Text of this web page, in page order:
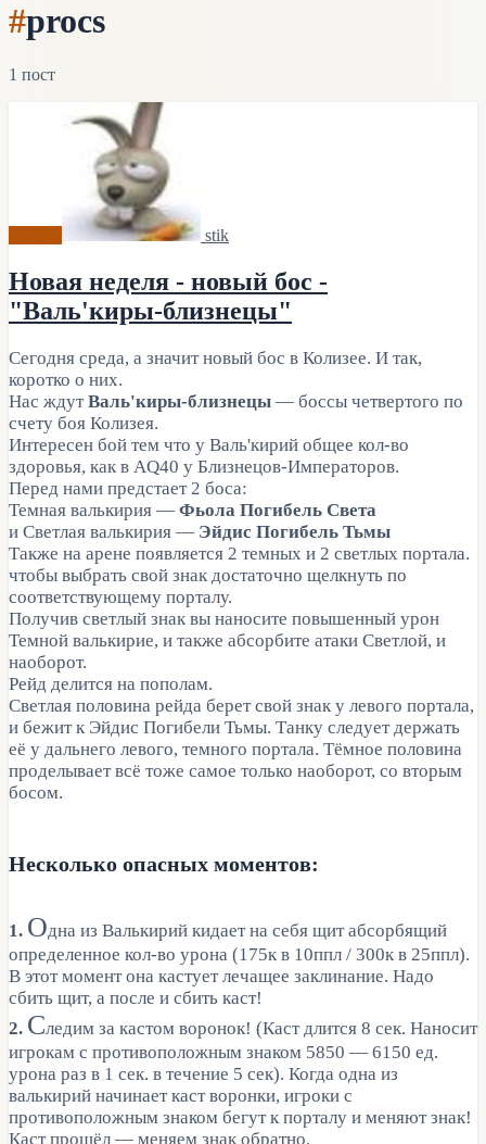
#procs
1 пост
stik
Новая неделя - новый бос -
"Валь'киры-близнецы"
Сегодня среда, а значит новый бос в Колизее. И так,
коротко о них.
Нас ждутВаль'киры-близнецы — боссы четвертого по
счету боя Колизея.
Интересен бой тем что у Валь'кирий общее кол-во
здоровья, как в AQ40 у Близнецов-Императоров.
Перед нами предстает 2 боса:
Темная валькирия — Фьола Погибель Света
и Светлая валькирия — Эйдис Погибель Тьмы
Также на арене появляется 2 темных и 2 светлых портала.
чтобы выбрать свой знак достаточно щелкнуть по
соответствующему порталу.
Получив светлый знак вы наносите повышенный урон
Темной валькирие, и также абсорбите атаки Светлой, и
наоборот.
Рейд делится на пополам.
Светлая половина рейда берет свой знак у левого портала,
и бежит к Эйдис Погибели Тьмы. Танку следует держать
её у дальнего левого, темного портала. Тёмное половина
проделывает всё тоже самое только наоборот, со вторым
босом.
Несколько опасных моментов:
1. Одна из Валькирий кидает на себя щит абсорбящий
определенное кол-во урона (175к в 10ппл / 300к в 25ппл).
В этот момент она кастует лечащее заклинание. Надо
сбить щит, а после и сбить каст!
2. Следим за кастом воронок! (Каст длится 8 сек. Наносит
игрокам с противоположным знаком 5850 — 6150 ед.
урона раз в 1 сек. в течение 5 сек). Когда одна из
валькирий начинает каст воронки, игроки с
противоположным знаком бегут к порталу и меняют знак!
Каст прошёл — меняем знак обратно.